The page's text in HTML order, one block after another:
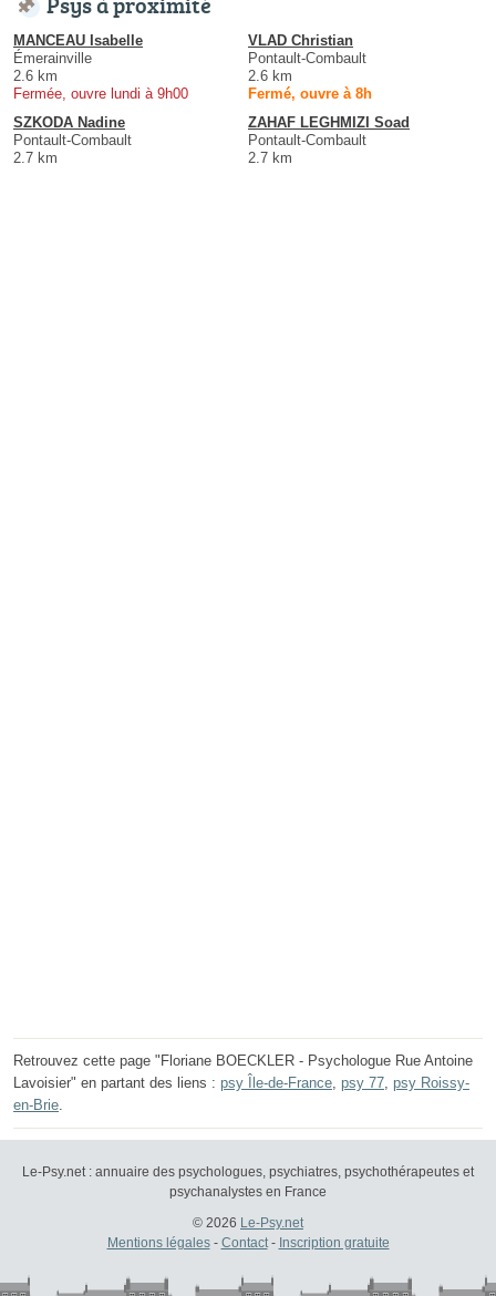
MANCEAU Isabelle
Émerainville
2.6 km
Fermée, ouvre lundi à 9h00
VLAD Christian
Pontault-Combault
2.6 km
Fermé, ouvre à 8h
SZKODA Nadine
Pontault-Combault
2.7 km
ZAHAF LEGHMIZI Soad
Pontault-Combault
2.7 km
Retrouvez cette page "Floriane BOECKLER - Psychologue Rue Antoine
Lavoisier" en partant des liens : psy Île-de-France, psy 77, psy Roissy-
en-Brie.
Le-Psy.net : annuaire des psychologues, psychiatres, psychothérapeutes et
psychanalystes en France
© 2026 Le-Psy.net
Mentions légales- Contact- Inscription gratuite